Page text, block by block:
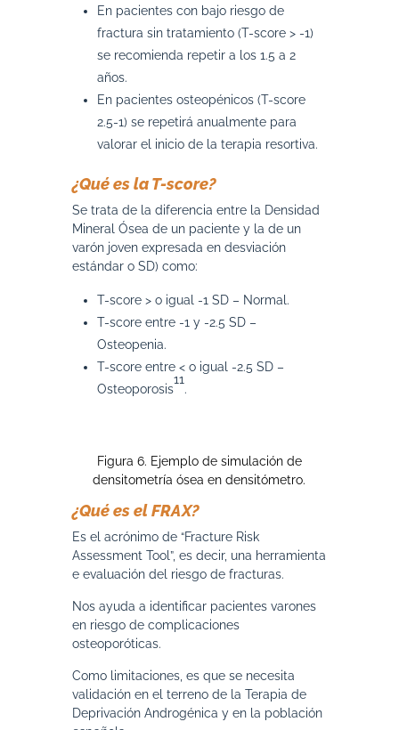
En pacientes con bajo riesgo de
fractura sin tratamiento (T-score > -1)
se recomienda repetir a los 1.5 a 2
años.
En pacientes osteopénicos (T-score
2.5-1) se repetirá anualmente para
valorar el inicio de la terapia resortiva.
¿Qué es la T-score?
Se trata de la diferencia entre la Densidad
Mineral Ósea de un paciente y la de un
varón joven expresada en desviación
estándar o SD) como:
T-score > o igual -1 SD – Normal.
T-score entre -1 y -2.5 SD –
Osteopenia.
T-score entre < o igual -2.5 SD –
Osteoporosis
11
.
Figura 6. Ejemplo de simulación de
densitometría ósea en densitómetro.
¿Qué es el FRAX?
Es el acrónimo de “Fracture Risk
Assessment Tool”, es decir, una herramienta
e evaluación del riesgo de fracturas.
Nos ayuda a identificar pacientes varones
en riesgo de complicaciones
osteoporóticas.
Como limitaciones, es que se necesita
validación en el terreno de la Terapia de
Deprivación Androgénica y en la población